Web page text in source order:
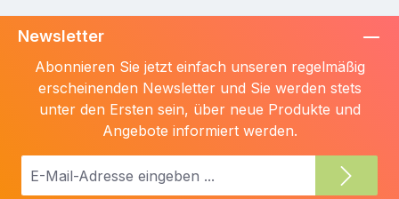
Newsletter
Abonnieren Sie jetzt einfach unseren regelmäßig
erscheinenden Newsletter und Sie werden stets
unter den Ersten sein, über neue Produkte und
Angebote informiert werden.
E-